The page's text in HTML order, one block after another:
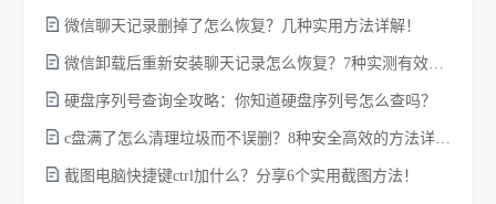
微信聊天记录删掉了怎么恢复？几种实用方法详解！
微信卸载后重新安装聊天记录怎么恢复？7种实测有效的恢复方案详解！
硬盘序列号查询全攻略：你知道硬盘序列号怎么查吗？
c盘满了怎么清理垃圾而不误删？8种安全高效的方法详解+误删恢复指南！
截图电脑快捷键ctrl加什么？分享6个实用截图方法！